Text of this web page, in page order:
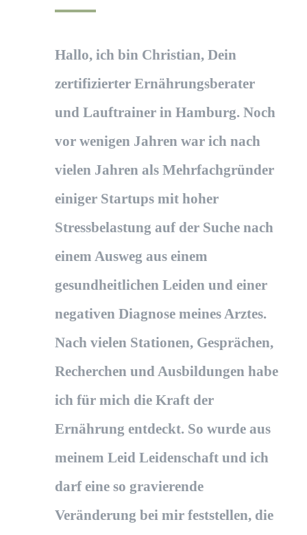
Hallo, ich bin Christian, Dein
zertifizierter Ernährungsberater
und Lauftrainer in Hamburg. Noch
vor wenigen Jahren war ich nach
vielen Jahren als Mehrfachgründer
einiger Startups mit hoher
Stressbelastung auf der Suche nach
einem Ausweg aus einem
gesundheitlichen Leiden und einer
negativen Diagnose meines Arztes.
Nach vielen Stationen, Gesprächen,
Recherchen und Ausbildungen habe
ich für mich die Kraft der
Ernährung entdeckt. So wurde aus
meinem Leid Leidenschaft und ich
darf eine so gravierende
Veränderung bei mir feststellen, die